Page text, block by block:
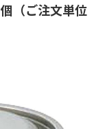
（ご注文単位